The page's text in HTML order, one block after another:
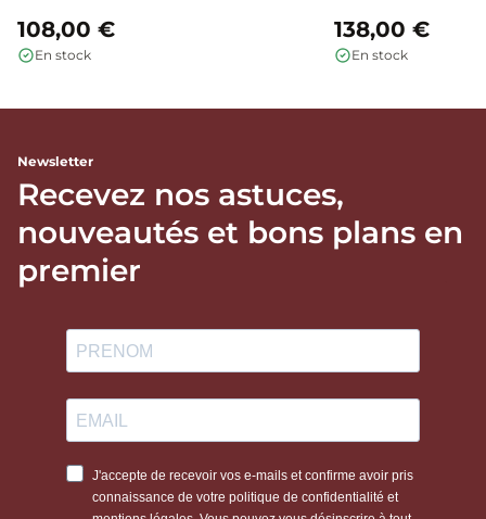
108,00 €
En stock
138,00 €
En stock
Newsletter
Recevez nos astuces,
nouveautés et bons plans en
premier